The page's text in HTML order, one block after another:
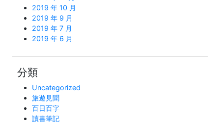
2019 年 10 月
2019 年 9 月
2019 年 7 月
2019 年 6 月
分類
Uncategorized
旅遊見聞
百日百字
讀書筆記